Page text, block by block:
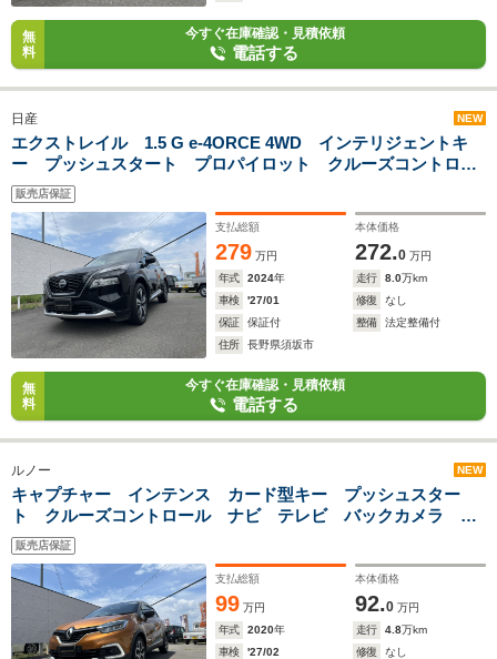
無
料
今すぐ在庫確認・見積依頼
電話する
日産 NEW
エクストレイル 1.5 G e-4ORCE 4WD インテリジェントキ
ー プッシュスタート プロパイロット クルーズコントロー
ル 純正ナビ フルセグテレビ アラウンドビューモニター
インテリジェントルームミラー ETC 全後シートヒーター オ
ートバックドア
販売店保証
支払総額
279 万円
本体価格
272.0 万円
年式
2024年 走行 8.0万km
車検
'27/01 修復
なし
保証
保証付 整備
法定整備付
住所
長野県須坂市
無
料
今すぐ在庫確認・見積依頼
電話する
ルノー NEW
キャプチャー インテンス カード型キー プッシュスター
ト クルーズコントロール ナビ テレビ バックカメラ
Bluetoothオーディオ 前後ドライブレコーダー スタッドレ
スタイヤ付
販売店保証
支払総額
99 万円
本体価格
92.0 万円
年式
2020年 走行 4.8万km
車検
'27/02 修復
なし